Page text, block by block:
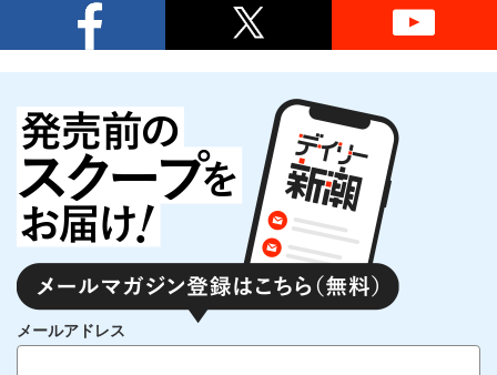
メールアドレス